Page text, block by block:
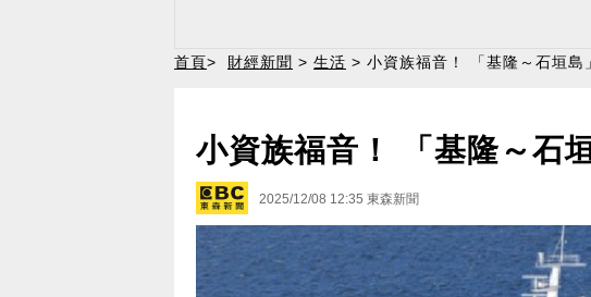
首頁> 財經新聞 > 生活 > 小資族福音！ 「基隆～石垣島
小資族福音！ 「基隆～石
2025/12/08 12:35 東森新聞